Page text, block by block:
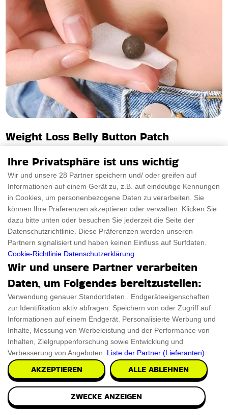
Weight Loss Belly Button Patch
einer sofortigen Lösung. Verschiedene Subst
PRÜFEN SIE ES AUS €18.50
Ihre Privatsphäre ist uns wichtig
Wir und unsere 28 Partner speichern und/ oder greifen auf
Informationen auf einem Gerät zu, z.B. auf eindeutige Kennungen
in Cookies, um personenbezogene Daten zu verarbeiten. Sie
können Ihre Präferenzen akzeptieren oder verwalten. Klicken Sie
dazu bitte unten oder besuchen Sie jederzeit die Seite der
Datenschutzrichtlinie. Diese Präferenzen werden unseren
Partnern signalisiert und haben keinen Einfluss auf Surfdaten.
Cookie-Richtlinie Datenschutzerklärung
Wir und unsere Partner verarbeiten
Daten, um Folgendes bereitzustellen:
Verwendung genauer Standortdaten . Endgeräteeigenschaften
zur Identifikation aktiv abfragen. Speichern von oder Zugriff auf
Informationen auf einem Endgerät. Personalisierte Werbung und
Inhalte, Messung von Werbeleistung und der Performance von
Inhalten, Zielgruppenforschung sowie Entwicklung und
Verbesserung von Angeboten. Liste der Partner (Lieferanten)
AKZEPTIEREN ALLE ABLEHNEN
ZWECKE ANZEIGEN